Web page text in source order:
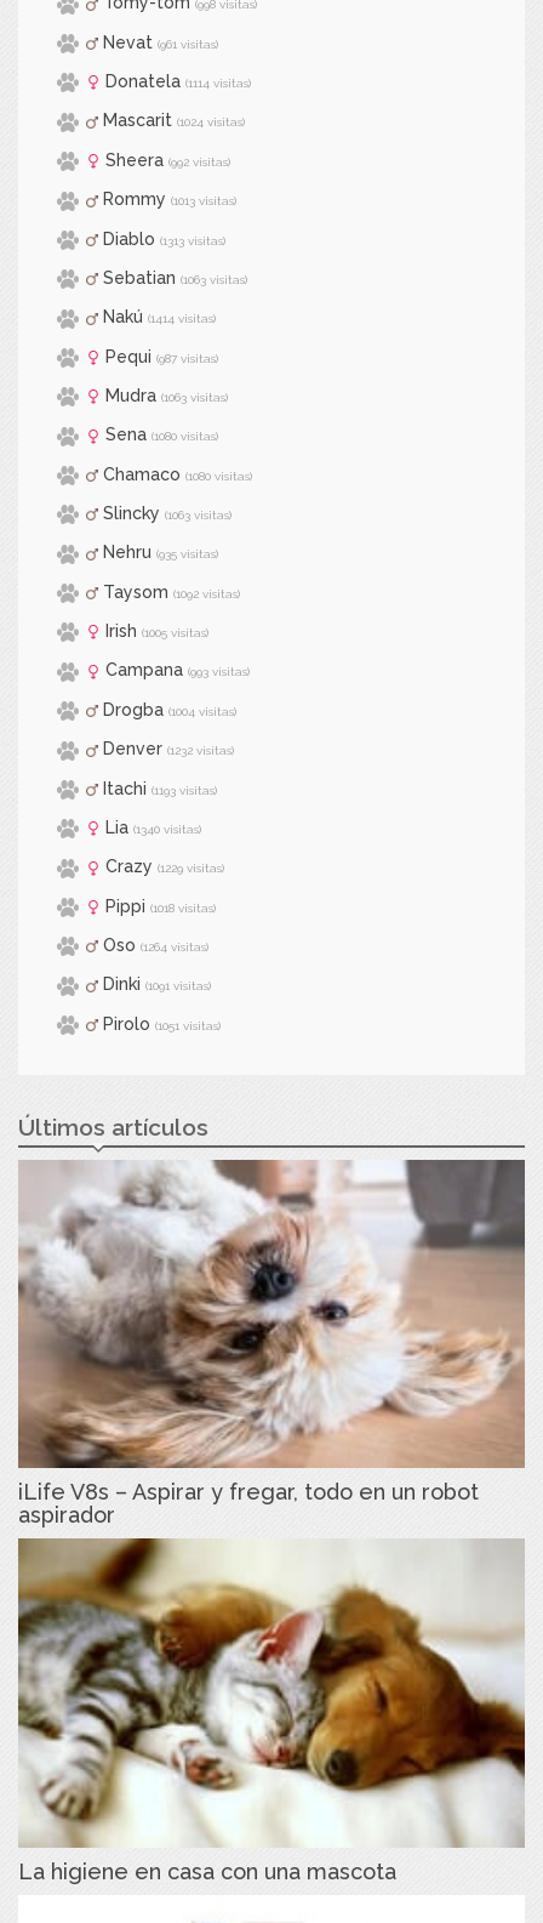
(998 visitas)
Nevat (961 visitas)
Donatela (1114 visitas)
Mascarit (1024 visitas)
Sheera (992 visitas)
Rommy (1013 visitas)
Diablo (1313 visitas)
Sebatian (1063 visitas)
Nakú (1414 visitas)
Pequi (987 visitas)
Mudra (1063 visitas)
Sena (1080 visitas)
Chamaco (1080 visitas)
Slincky (1063 visitas)
Nehru (935 visitas)
Taysom (1092 visitas)
Irish (1005 visitas)
Campana (993 visitas)
Drogba (1004 visitas)
Denver (1232 visitas)
Itachi (1193 visitas)
Lia (1340 visitas)
Crazy (1229 visitas)
Pippi (1018 visitas)
Oso (1264 visitas)
Dinki (1091 visitas)
Pirolo (1051 visitas)
Últimos artículos
iLife V8s – Aspirar y fregar, todo en un robot
aspirador
La higiene en casa con una mascota